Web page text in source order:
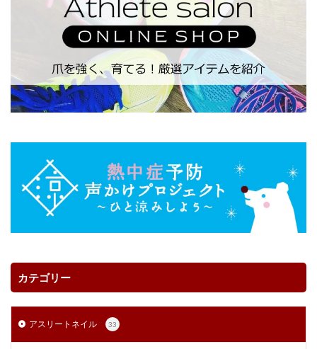
カテゴリー
アスリートネイル 33